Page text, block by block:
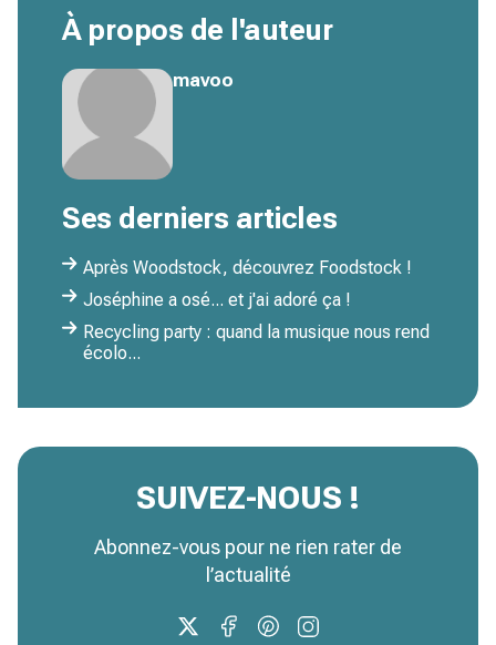
À propos de l'auteur
mavoo
Ses derniers articles
Après Woodstock, découvrez Foodstock !
Joséphine a osé... et j'ai adoré ça !
Recycling party : quand la musique nous rend
écolo...
SUIVEZ-NOUS !
Abonnez-vous pour ne rien rater de
l’actualité